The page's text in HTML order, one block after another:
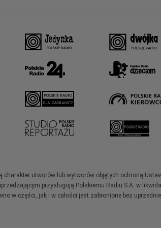
utworów lub wytworów objętych ochroną
przysługują Polskiemu Radiu S.A. w
w części, jak i w całości jest zabronione bez